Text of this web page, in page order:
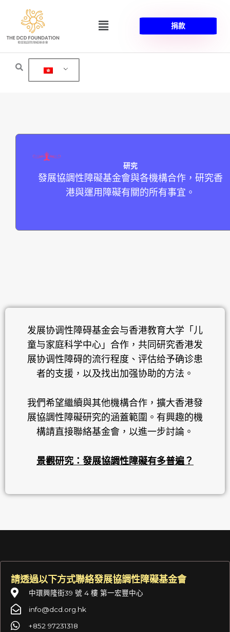
content
Menu 捐款
研究
發展協調性障礙基金會與各機構合作，研究香
港與運用障礙有關的所有事宜。
发展协调性障碍基金会与香港教育大学「儿
童与家庭科学中心」合作，共同研究香港发
展协调性障碍的流行程度、评估给予确诊患
者的支援，以及找出加强协助的方法。
我們希望繼續與其他機構合作，擴大香港發
展協調性障礙研究的涵蓋範圍。有興趣的機
構請直接聯絡基金會，以進一步討論。
景觀研究：發展協調性障礙有多普遍？
請透過以下方式聯絡發展協調性障礙基金會
中環興隆街39 號 4 樓 第一宏豐中心
info@dcd.org.hk
+852 97231318